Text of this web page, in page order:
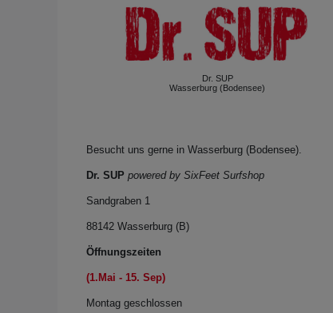
Dr. SUP
Wasserburg (Bodensee)
Besucht uns gerne in Wasserburg (Bodensee).
Dr. SUP powered by SixFeet Surfshop
Sandgraben 1
88142 Wasserburg (B)
Öffnungszeiten
(1.Mai - 15. Sep)
Montag geschlossen